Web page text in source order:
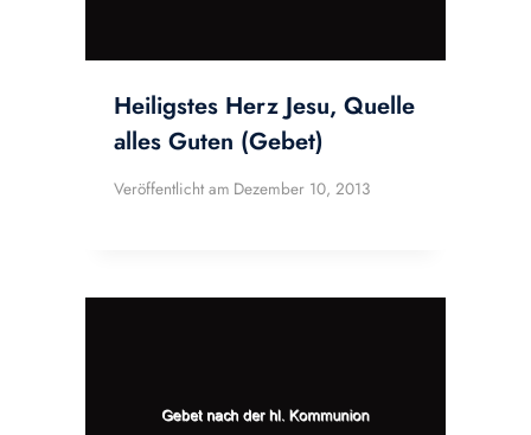
Heiligstes Herz Jesu, Quelle
alles Guten (Gebet)
Veröffentlicht am Dezember 10, 2013